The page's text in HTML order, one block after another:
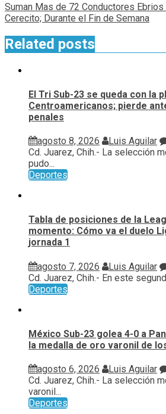
Suman Mas de 72 Conductores
Cerecito; Durante el Fin de Semana
Related posts
El Tri Sub-23 se queda con la
Centroamericanos; pierde
penales
agosto 8, 2026 Luis Aguilar
Cd. Juarez, Chih.- La selección
pudo...
Deportes
Tabla de posiciones de la
momento: Cómo va el duelo
jornada 1
agosto 7, 2026 Luis Aguilar
Cd. Juarez, Chih.- En este
Deportes
México Sub-23 golea 4-0 a
la medalla de oro varonil de
agosto 6, 2026 Luis Aguilar
Cd. Juarez, Chih.- La selección
varonil...
Deportes